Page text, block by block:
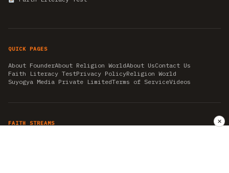
QUICK PAGES
About FounderAbout Religion WorldAbout UsContact Us
Faith Literacy TestPrivacy PolicyReligion World
Suyogya Media Private LimitedTerms of ServiceVideos
FAITH STREAMS ✕